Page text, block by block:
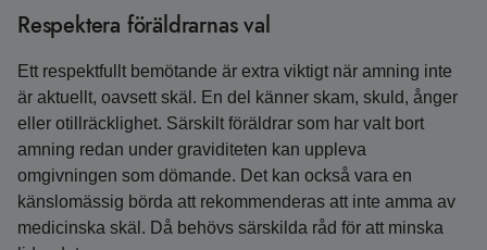
Respektera föräldrarnas val
Ett respektfullt bemötande är extra viktigt när amning inte
är aktuellt, oavsett skäl. En del känner skam, skuld, ånger
eller otillräcklighet. Särskilt föräldrar som har valt bort
amning redan under graviditeten kan uppleva
omgivningen som dömande. Det kan också vara en
känslomässig börda att rekommenderas att inte amma av
medicinska skäl. Då behövs särskilda råd för att minska